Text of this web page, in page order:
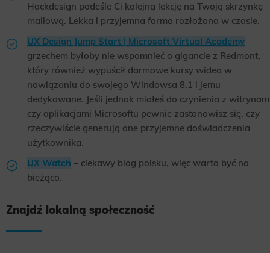
Hackdesign podeśle Ci kolejną lekcję na Twoją skrzynkę
mailową. Lekka i przyjemna forma rozłożona w czasie.
UX Design Jump Start | Microsoft Virtual Academy –
grzechem byłoby nie wspomnieć o gigancie z Redmont,
który również wypuścił darmowe kursy wideo w
nawiązaniu do swojego Windowsa 8.1 i jemu
dedykowane. Jeśli jednak miałeś do czynienia z
czy aplikacjami Microsoftu pewnie zastanowisz się, czy
rzeczywiście generują one przyjemne doświadczenia
użytkownika.
UX Watch – ciekawy blog polsku, więc warto być na
bieżąco.
Znajdź lokalną społeczność